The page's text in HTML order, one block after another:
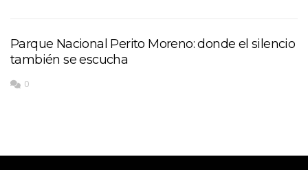
Parque Nacional Perito Moreno: donde el silencio
también se escucha
0